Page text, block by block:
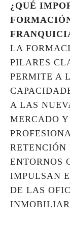
¿QUÉ
LA
PILARES
PERMITE A
A LAS
MERCADO
RETENCIÓN
ENTORNOS
IMPULSAN
DE LAS